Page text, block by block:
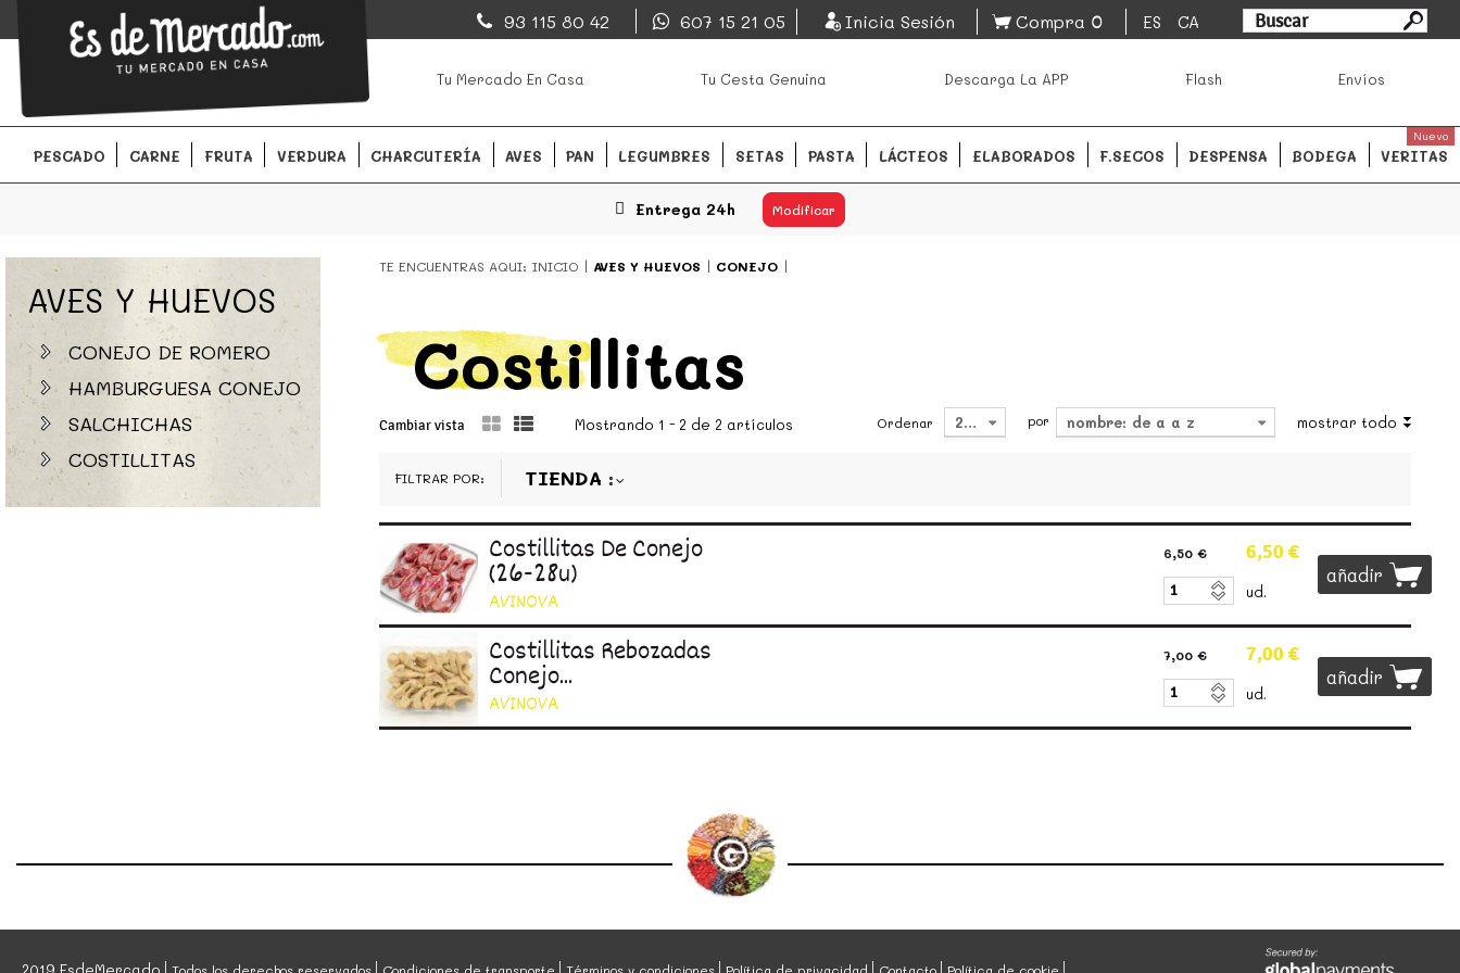
EsDeMercado.com
EsDeMercado.comte lleva a casa los mejores productos de los mejores mercados de
Barcelona y de productores locales.
EsDeMercado.com
Barcelona y de productores locales.
93 115 80 42 607 15 21 05 Inicia Sesión Compra 0 ES CA
Tu Mercado En Casa Tu Cesta Genuina Descarga La APP Flash Envíos
PESCADO CARNE FRUTA VERDURA CHARCUTERÍA AVES PAN LEGUMBRES SETAS PASTA LÁCTEOS ELABORADOS F.SECOS DESPENSA BODEGA VERITAS
Nuevo
Entrega 24h Modificar
TE ENCUENTRAS AQUI: INICIO AVES Y HUEVOS CONEJO
Costillitas
Cambiar vista Mostrando 1 - 2 de 2 artículos mostrar todo
por nombre: de a a z
Ordenar 24
FILTRAR POR: TIENDA
Costillitas De Conejo
(26-28u)
AVINOVA
6,50 € 6,50 €
ud.
añadir
Costillitas Rebozadas
Conejo...
AVINOVA
7,00 € 7,00 €
ud.
añadir
AVES Y HUEVOS
CONEJO DE ROMERO
HAMBURGUESA CONEJO
SALCHICHAS
COSTILLITAS
2019 EsdeMercado Todos los derechos reservados Condiciones de transporte Términos y condiciones Política de privacidad Contacto Política de cookie